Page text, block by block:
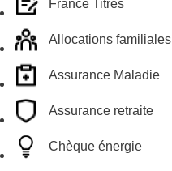
France Titres
Allocations familiales
Assurance Maladie
Assurance retraite
Chèque énergie